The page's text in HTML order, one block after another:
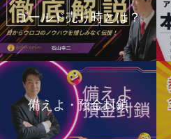
ゴールド売り時とは？
備えよ・預金封鎖